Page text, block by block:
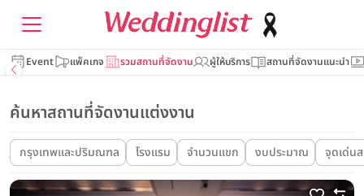
Event แพ็คเกจ รวมสถานที่จัดงาน ผู้ให้บริการ สถานที่จัดงานแนะนำ
ค้นหาสถานที่จัดงานแต่งงาน
กรุงเทพและปริมณฑล โรงแรม จำนวนแขก งบประมาณ จุดเด่น